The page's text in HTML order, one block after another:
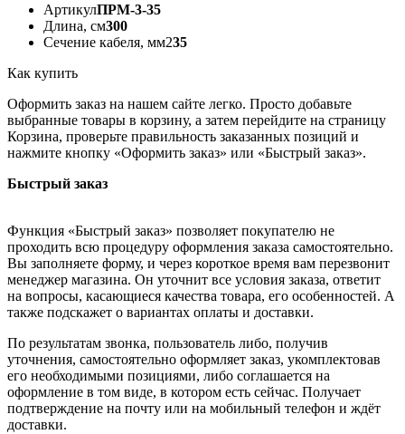
АртикулПРМ-3-35
Длина, см300
Сечение кабеля, мм235
Как купить
Оформить заказ на нашем сайте легко. Просто добавьте
выбранные товары в корзину, а затем перейдите на страницу
Корзина, проверьте правильность заказанных позиций и
нажмите кнопку «Оформить заказ» или «Быстрый заказ».
Быстрый заказ
Функция «Быстрый заказ» позволяет покупателю не
проходить всю процедуру оформления заказа самостоятельно.
Вы заполняете форму, и через короткое время вам перезвонит
менеджер магазина. Он уточнит все условия заказа, ответит
на вопросы, касающиеся качества товара, его особенностей. А
также подскажет о вариантах оплаты и доставки.
По результатам звонка, пользователь либо, получив
уточнения, самостоятельно оформляет заказ, укомплектовав
его необходимыми позициями, либо соглашается на
оформление в том виде, в котором есть сейчас. Получает
подтверждение на почту или на мобильный телефон и ждёт
доставки.